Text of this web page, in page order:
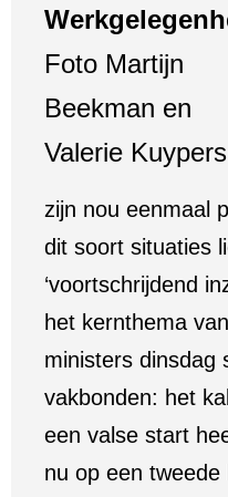
Foto Martijn
Beekman en
Valerie Kuypers
zijn nou eenmaal
dit soort situaties
‘voortschrijdend
het kernthema
ministers dinsdag
vakbonden: het
een valse start
nu op een